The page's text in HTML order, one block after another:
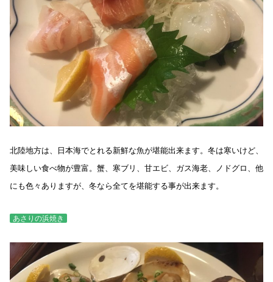
北陸地方は、日本海でとれる新鮮な魚が堪能出来ます。冬は寒いけど、
美味しい食べ物が豊富。蟹、寒ブリ、甘エビ、ガス海老、ノドグロ、他
にも色々ありますが、冬なら全てを堪能する事が出来ます。
あさりの浜焼き